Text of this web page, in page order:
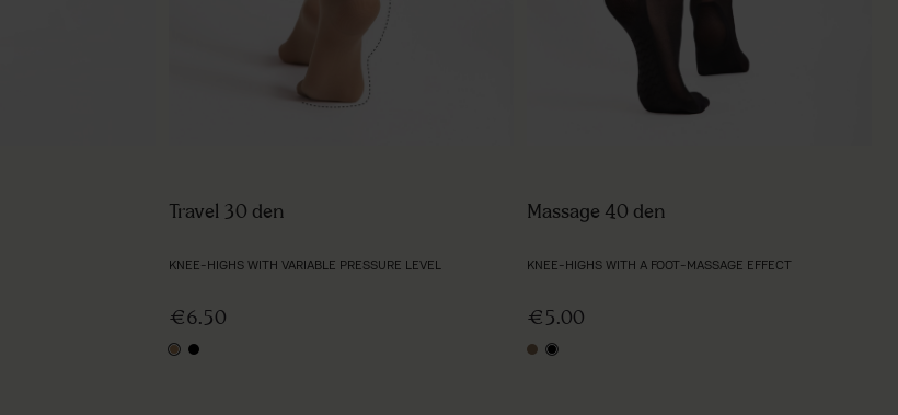
Travel 30 den
KNEE-HIGHS WITH VARIABLE PRESSURE LEVEL
€6.50
light natural
black
Massage 40 den
KNEE-HIGHS WITH A FOOT-MASSAGE EFFECT
€5.00
tanblack